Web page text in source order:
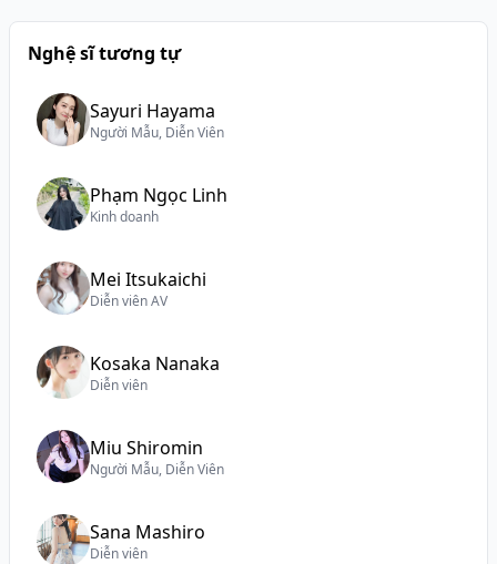
Nghệ sĩ tương tự
Sayuri Hayama
Người Mẫu, Diễn Viên
Phạm Ngọc Linh
Kinh doanh
Mei Itsukaichi
Diễn viên AV
Kosaka Nanaka
Diễn viên
Miu Shiromin
Người Mẫu, Diễn Viên
Sana Mashiro
Diễn viên